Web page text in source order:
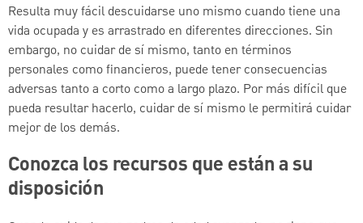
Resulta muy fácil descuidarse uno mismo cuando tiene una
vida ocupada y es arrastrado en diferentes direcciones. Sin
embargo, no cuidar de sí mismo, tanto en términos
personales como financieros, puede tener consecuencias
adversas tanto a corto como a largo plazo. Por más difícil que
pueda resultar hacerlo, cuidar de sí mismo le permitirá cuidar
mejor de los demás.
Conozca los recursos que están a su
disposición